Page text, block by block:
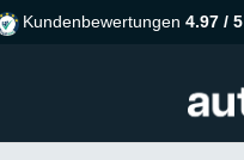
Kundenbewertungen 4.97 / 5